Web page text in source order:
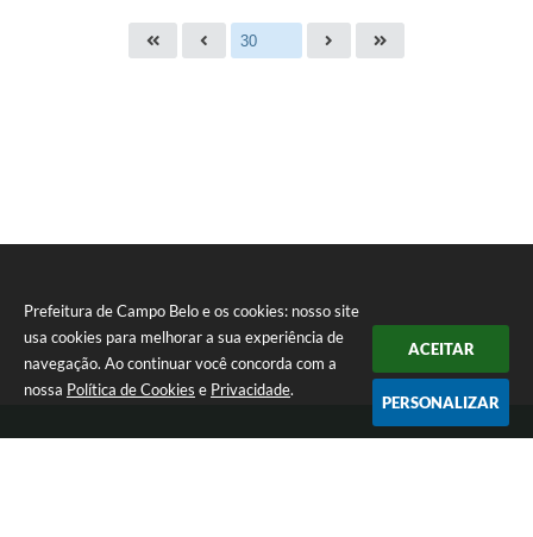
Prefeitura de Campo Belo e os cookies: nosso site
usa cookies para melhorar a sua experiência de
navegação. Ao continuar você concorda com a
nossa Política de Cookies e Privacidade.
ACEITAR
PERSONALIZAR